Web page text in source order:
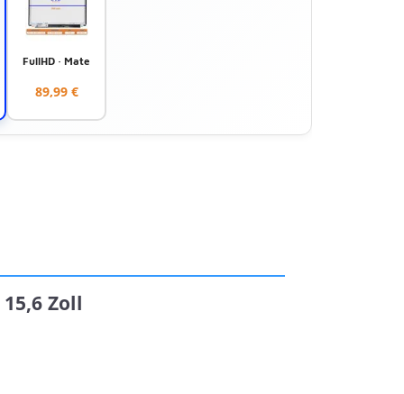
FullHD · Mate
89,99 €
Zoll